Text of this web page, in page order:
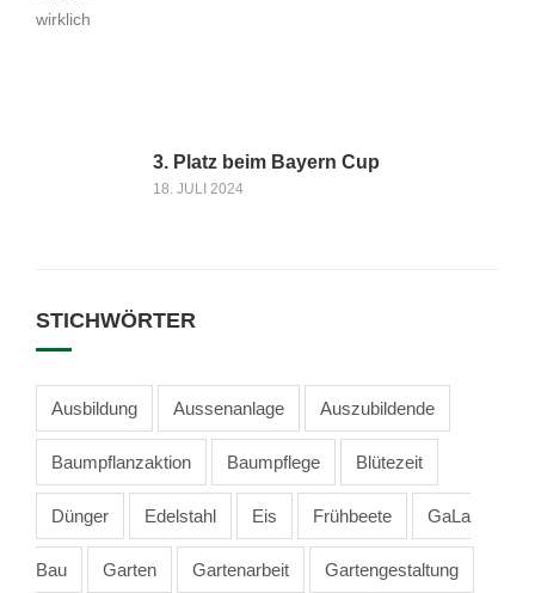
3. Platz beim Bayern Cup
18. JULI 2024
STICHWÖRTER
Ausbildung Aussenanlage Auszubildende
Baumpflanzaktion Baumpflege Blütezeit
Dünger Edelstahl Eis Frühbeete GaLa
Bau Garten Gartenarbeit Gartengestaltung